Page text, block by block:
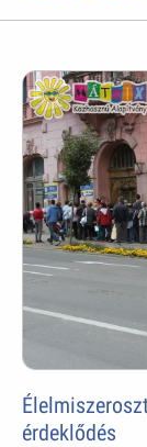
érdeklődés